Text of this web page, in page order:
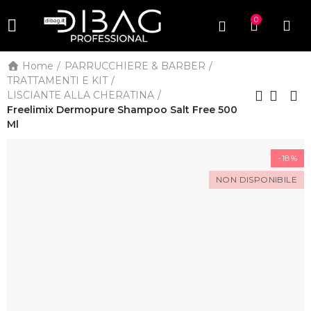
0
Home
PARRUCCHIERE & BARBER
TRATTAMENTI E KIT
LISCIANTE ALLA CHERATINA
Freelimix Dermopure Shampoo Salt Free 500
Ml
-18%
NON DISPONIBILE